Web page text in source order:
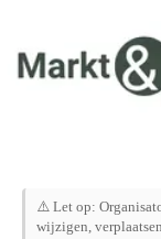
inhoud
⚠️ Let op:
wijzigen,